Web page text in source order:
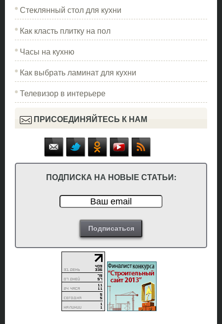
Стеклянный стол для кухни
Как класть плитку на пол
Часы на кухню
Как выбрать ламинат для кухни
Телевизор в интерьере
ПРИСОЕДИНЯЙТЕСЬ К НАМ
ПОДПИСКА НА НОВЫЕ СТАТЬИ: